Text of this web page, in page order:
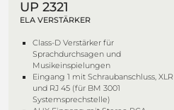
UP 2321
ELA VERSTÄRKER
Class-D Verstärker für
Sprachdurchsagen und
Musikeinspielungen
Eingang 1 mit Schraubanschluss, XLR
und RJ 45 (für BM 3001
Systemsprechstelle)